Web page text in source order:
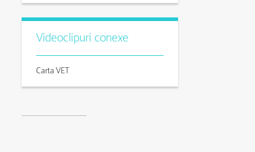
Videoclipuri conexe
Carta VET